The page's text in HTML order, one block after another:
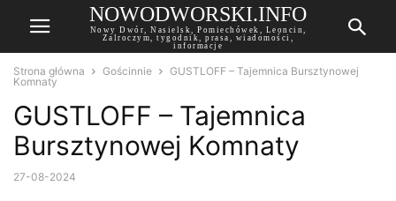
NOWODWORSKI.INFO
Nowy Dwór, Nasielsk, Pomiechówek, Leoncin,
Zalroczym, tygodnik, prasa, wiadomości,
informacje
Strona główna Gościnnie
GUSTLOFF – Tajemnica Bursztynowej
Komnaty
GUSTLOFF – Tajemnica
Bursztynowej Komnaty
27-08-2024